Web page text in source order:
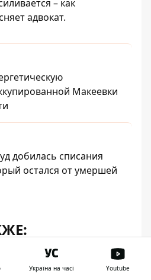
– как
адвокат.
Макеевки
добилась списания
остался от умершей
признали
чушь, но медики
Україна на часі Youtube